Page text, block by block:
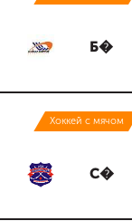
Б�
Хоккей с мячом
С�